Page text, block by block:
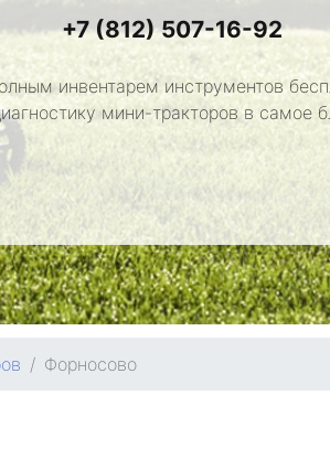
+7 (812) 507-16-92
инвентарем инструментов
мини-тракторов в самое
Форносово